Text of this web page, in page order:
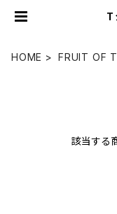
T
HOME FRUIT OF
該当する